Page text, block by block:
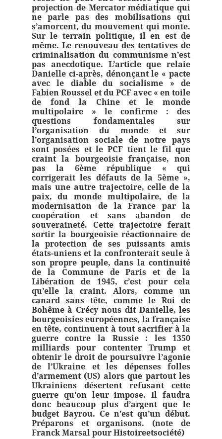
projection de Mercator médiatique qui
ne parle pas des mobilisations qui
s’amorcent, du mouvement qui monte.
Sur le terrain politique, il en est de
même. Le renouveau des tentatives de
criminalisation du communisme n’est
pas anecdotique. L’article que relaie
Danielle ci-après, dénonçant le « pacte
avec le diable du socialisme » de
Fabien Roussel et du PCF avec « en toile
de fond la Chine et le monde
multipolaire » le confirme : des
questions fondamentales sur
l’organisation du monde et sur
l’organisation sociale de notre pays
sont posées et le PCF tient le fil que
craint la bourgeoisie française, non
pas la 6ème république « qui
corrigerait les défauts de la 5ème »,
mais une autre trajectoire, celle de la
paix, du monde multipolaire, de la
modernisation de la France par la
coopération et sans abandon de
souveraineté. Cette trajectoire ferait
sortir la bourgeoisie réactionnaire de
la protection de ses puissants amis
états-uniens et la confronterait seule à
son propre peuple, dans la continuité
de la Commune de Paris et de la
Libération de 1945, c’est pour cela
qu’elle la craint. Alors, comme un
canard sans tête, comme le Roi de
Bohême à Crécy nous dit Danielle, les
bourgeoisies européennes, la française
en tête, continuent à tout sacrifier à la
guerre contre la Russie : les 1350
milliards pour contenter Trump et
obtenir le droit de poursuivre l’agonie
de l’Ukraine et les dépenses folles
d’armement (US) alors que partout les
Ukrainiens désertent refusant cette
guerre qu’on leur impose. Il faudra
donc beaucoup plus d’argent que le
budget Bayrou. Ce n’est qu’un début.
Préparons et organisons. (note de
Franck Marsal pour Histoireetsociété)